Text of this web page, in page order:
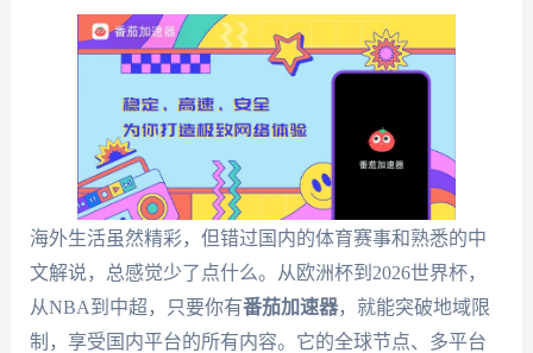
海外生活虽然精彩，但错过国内的体育赛事和熟悉的中
文解说，总感觉少了点什么。从欧洲杯到2026世界杯，
从NBA到中超，只要你有番茄加速器，就能突破地域限
制，享受国内平台的所有内容。它的全球节点、多平台